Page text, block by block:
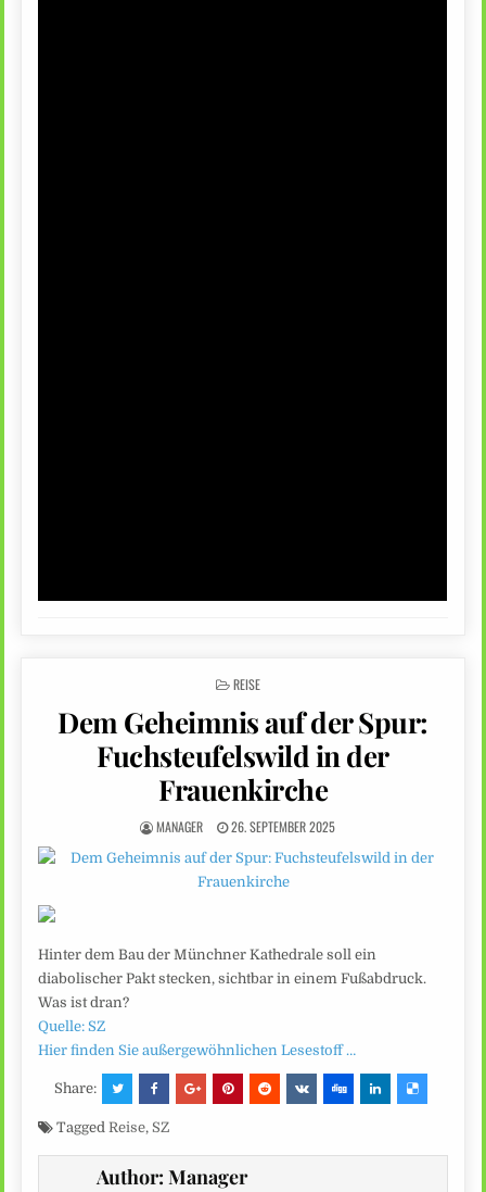
POSTED
REISE
Dem Geheimnis auf der Spur:
Fuchsteufelswild in der
Frauenkirche
MANAGER 26. SEPTEMBER 2025
Hinter dem Bau der Münchner Kathedrale soll ein
diabolischer Pakt stecken, sichtbar in einem Fußabdruck.
Was ist dran?
Quelle: SZ
Hier finden Sie außergewöhnlichen Lesestoff …
Share:
TaggedReise, SZ
Author:Manager